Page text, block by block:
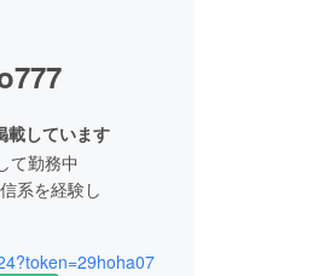
載しています
て勤務中
系を経験し